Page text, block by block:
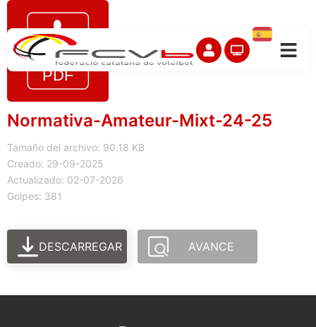
Normativa-Amateur-Mixt-24-25
Tamaño del archivo: 90.18 KB
Creado: 29-09-2025
Actualizado: 02-07-2026
Golpes: 381
DESCARREGAR AVANCE